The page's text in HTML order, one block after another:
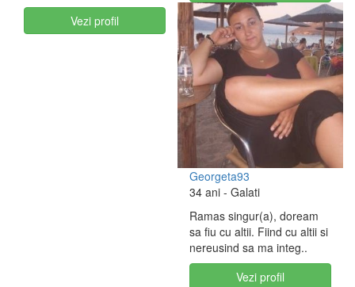
Vezi profil
Georgeta93
34 ani - Galati
Ramas singur(a), doream
sa fiu cu altii. Fiind cu altii si
nereusind sa ma integ..
Vezi profil